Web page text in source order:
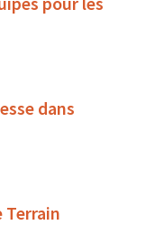
dans
Terrain